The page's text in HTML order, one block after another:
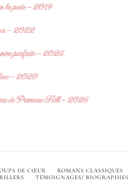
la porte – 2019
– 2022
parfaite – 2025
– 2020
de Primrose Hill – 2026
DE CŒUR ROMANS CLASSIQUES
TÉMOIGNAGES/ BIOGRAPHIES